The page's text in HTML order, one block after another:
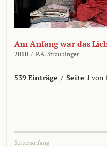
Am Anfang war das
2010 / P.A. Straubinger
539 Einträge / Seite 1 von
Seitenanfang